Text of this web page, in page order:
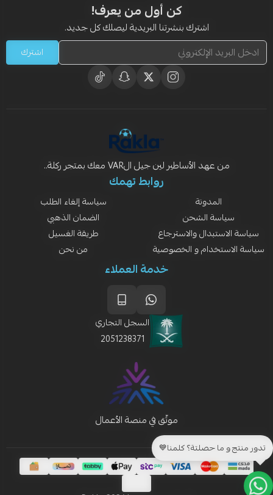
كن أول من يعرف!
اشترك بنشرتنا البريدية ليصلك كل جديد.
اشترك
من عهد الأساطير لين جيل الVAR معك بمتجر ركلة..
روابط تهمك
المدونة
سياسة الشحن
سياسة الاستبدال والاسترجاع
سياسة الاستخدام و الخصوصية
سياسة إلغاء الطلب
الضمان الذهبي
طريقة الغسيل
من نحن
خدمة العملاء
السجل التجاري
2051238371
تدور منتج و ما حصلتة؟ كلمنا💙